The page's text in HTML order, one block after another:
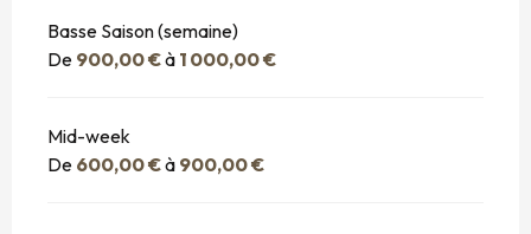
Basse Saison (semaine)
De 900,00 €à 1 000,00 €
Mid-week
De 600,00 €à 900,00 €